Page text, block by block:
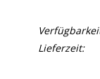
Lieferzeit: